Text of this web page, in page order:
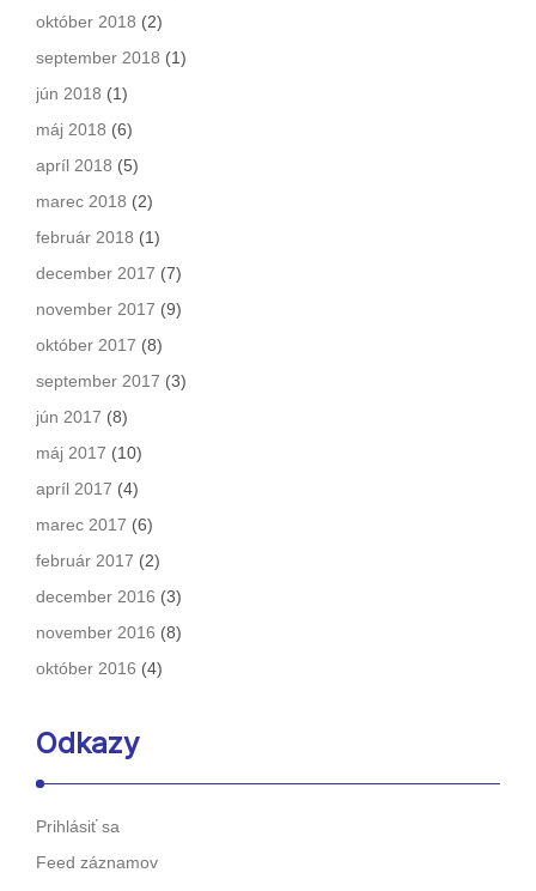
október 2018 (2)
september 2018 (1)
jún 2018 (1)
máj 2018 (6)
apríl 2018 (5)
marec 2018 (2)
február 2018 (1)
december 2017 (7)
november 2017 (9)
október 2017 (8)
september 2017 (3)
jún 2017 (8)
máj 2017 (10)
apríl 2017 (4)
marec 2017 (6)
február 2017 (2)
december 2016 (3)
november 2016 (8)
október 2016 (4)
Odkazy
Prihlásiť sa
Feed záznamov